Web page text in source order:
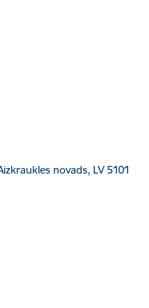
novads, LV 5101